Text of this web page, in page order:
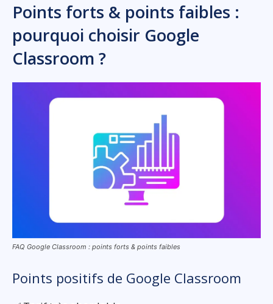
Points forts & points faibles :
pourquoi choisir Google
Classroom ?
FAQ Google Classroom : points forts & points faibles
Points positifs de Google Classroom